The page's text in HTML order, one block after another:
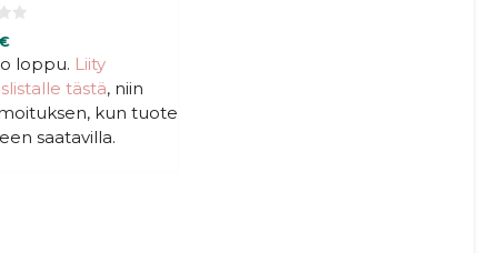
loppu. Liity
tästä, niin
kun tuote
saatavilla.